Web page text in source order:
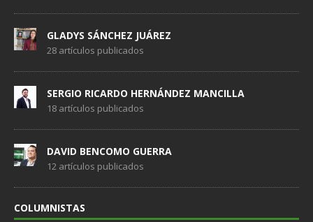
GLADYS SÁNCHEZ JUÁREZ
28 artículos publicados
SERGIO RICARDO HERNÁNDEZ MANCILLA
18 artículos publicados
DAVID BENCOMO GUERRA
12 artículos publicados
COLUMNISTAS